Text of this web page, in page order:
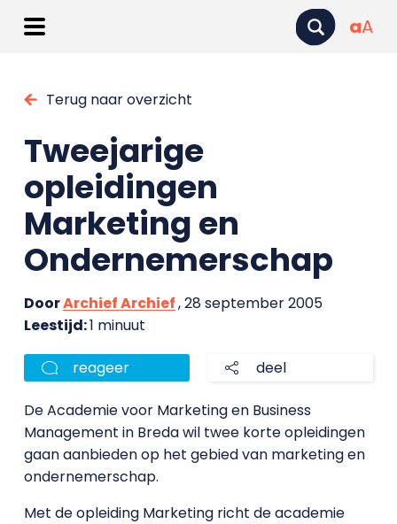
aA
Terug naar overzicht
Tweejarige
opleidingen
Marketing en
Ondernemerschap
DoorArchief Archief, 28 september 2005
Leestijd:1 minuut
reageer deel
De Academie voor Marketing en Business
Management in Breda wil twee korte opleidingen
gaan aanbieden op het gebied van marketing en
ondernemerschap.
Met de opleiding Marketing richt de academie